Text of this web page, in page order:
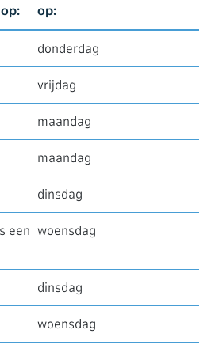
op:
donderdag
vrijdag
maandag
maandag
dinsdag
een woensdag
dinsdag
woensdag